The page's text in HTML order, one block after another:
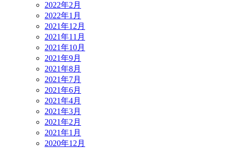
2022年2月
2022年1月
2021年12月
2021年11月
2021年10月
2021年9月
2021年8月
2021年7月
2021年6月
2021年4月
2021年3月
2021年2月
2021年1月
2020年12月